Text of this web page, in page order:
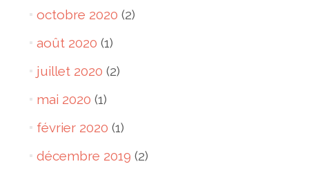
octobre 2020 (2)
août 2020 (1)
juillet 2020 (2)
mai 2020 (1)
février 2020 (1)
décembre 2019 (2)